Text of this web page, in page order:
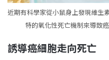
近期有科學家從小鼠身上發現維生
特的氧化性死亡機制來導致
誘導癌細胞走向死亡